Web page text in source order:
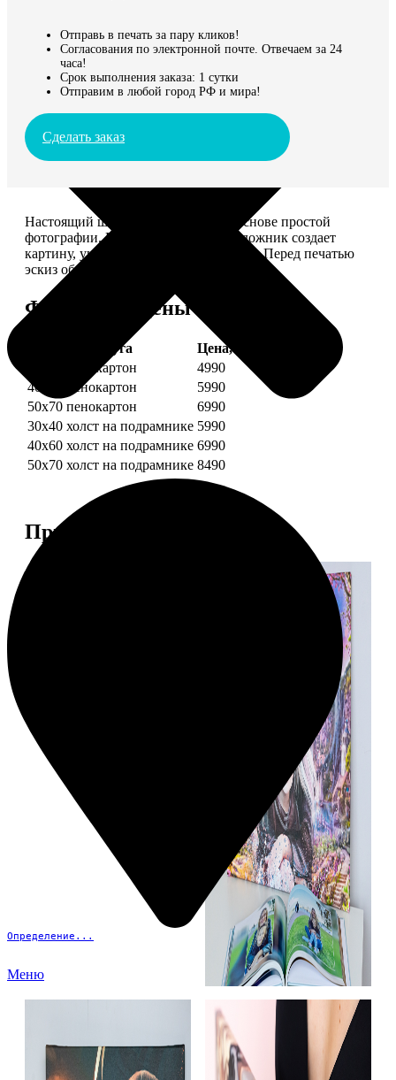
Определение...
Меню
Отправь в печать за пару кликов!
Согласования по электронной почте. Отвечаем за 24
часа!
Срок выполнения заказа: 1 сутки
Отправим в любой город РФ и мира!
Сделать заказ
Настоящий шедевр, сделанный на основе простой
фотографии. Профессиональный художник создает
картину, учитывая ваши комментарии. Перед печатью
эскиз обязательно согласуем с вами.
Форматы и цены
Услуга
Цена, руб.
30х40 пенокартон
4990
40х60 пенокартон
5990
50х70 пенокартон
6990
30х40 холст на подрамнике 5990
40х60 холст на подрамнике 6990
50х70 холст на подрамнике 8490
Примеры работ